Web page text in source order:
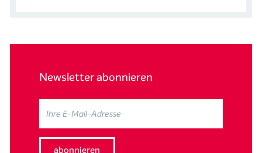
Newsletter abonnieren